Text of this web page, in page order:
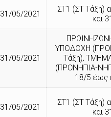
31/05/2021
ΣΤ1 (ΣΤ Τάξη)
και
31/05/2021
ΥΠΟΔΟΧΗ
Τάξη),
(ΠΡΟΝΗΠΙΑ-
18/5 έως
31/05/2021
ΣΤ1 (ΣΤ Τάξη)
και